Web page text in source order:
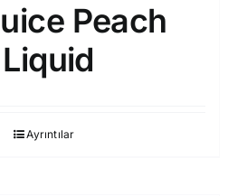
Peach
Ayrıntılar